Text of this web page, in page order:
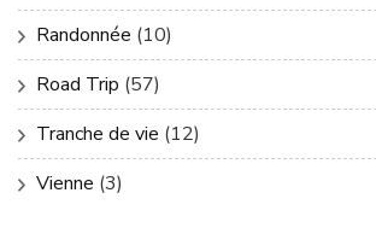
Randonnée (10)
Road Trip (57)
Tranche de vie (12)
Vienne (3)